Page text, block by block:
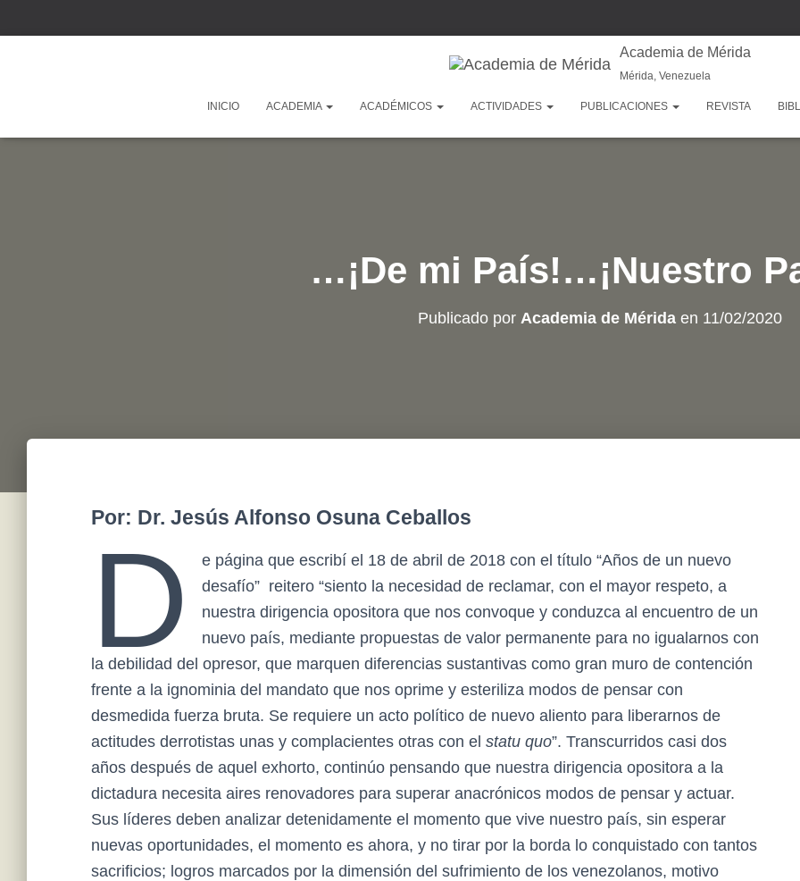
Academia de Mérida
Mérida, Venezuela
INICIO ACADEMIA ACADÉMICOS ACTIVIDADES PUBLICACIONES REVISTA
…¡De mi País!…¡Nuestro
Publicado por Academia de Mérida en 11/02/2020
Por: Dr. Jesús Alfonso Osuna Ceballos
D
e página que escribí el 18 de abril de 2018 con el título “Años de un nuevo
desafío” reitero “siento la necesidad de reclamar, con el mayor respeto, a
nuestra dirigencia opositora que nos convoque y conduzca al encuentro de un
nuevo país, mediante propuestas de valor permanente para no igualarnos con
la debilidad del opresor, que marquen diferencias sustantivas como gran muro de contención
frente a la ignominia del mandato que nos oprime y esteriliza modos de pensar con
desmedida fuerza bruta. Se requiere un acto político de nuevo aliento para liberarnos de
actitudes derrotistas unas y complacientes otras con el statu quo”. Transcurridos casi dos
años después de aquel exhorto, continúo pensando que nuestra dirigencia opositora a la
dictadura necesita aires renovadores para superar anacrónicos modos de pensar y actuar.
Sus líderes deben analizar detenidamente el momento que vive nuestro país, sin esperar
nuevas oportunidades, el momento es ahora, y no tirar por la borda lo conquistado con tantos
sacrificios; logros marcados por la dimensión del sufrimiento de los venezolanos, motivo